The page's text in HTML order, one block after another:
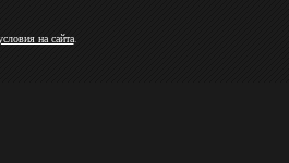
на сайта.